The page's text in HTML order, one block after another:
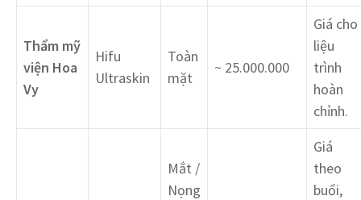
Thẩm mỹ
viện Hoa
Vy
Hifu
Ultraskin
Toàn
mặt
~ 25.000.000
Giá cho
liệu
trình
hoàn
chỉnh.
Mắt /
Nọng
Giá
theo
buổi,